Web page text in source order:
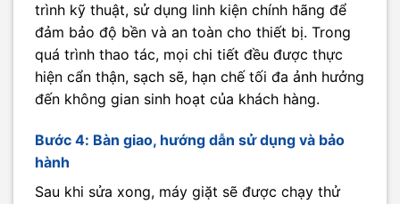
trình kỹ thuật, sử dụng linh kiện chính hãng để
đảm bảo độ bền và an toàn cho thiết bị. Trong
quá trình thao tác, mọi chi tiết đều được thực
hiện cẩn thận, sạch sẽ, hạn chế tối đa ảnh hưởng
đến không gian sinh hoạt của khách hàng.
Bước 4: Bàn giao, hướng dẫn sử dụng và bảo
hành
Sau khi sửa xong, máy giặt sẽ được chạy thử